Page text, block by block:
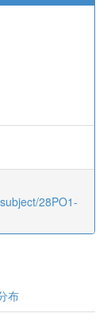
28PO1-
布